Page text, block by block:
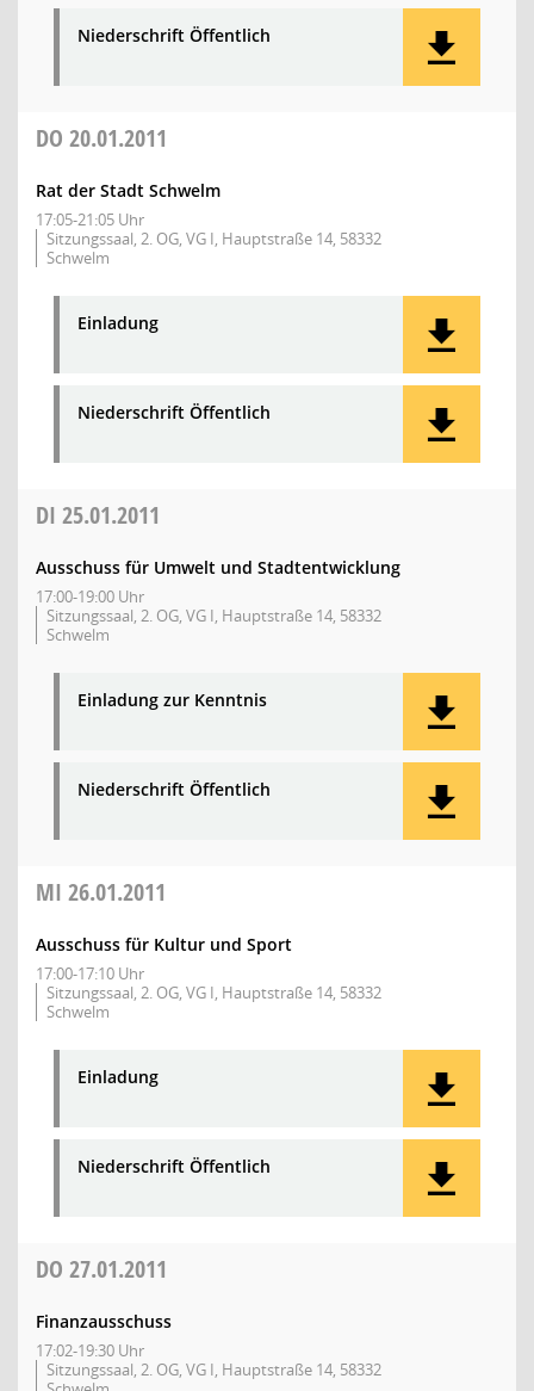
Niederschrift Öffentlich
DO 20.01.2011
Rat der Stadt Schwelm
17:05-21:05 Uhr
Sitzungssaal, 2. OG, VG I, Hauptstraße 14, 58332
Schwelm
Einladung
Niederschrift Öffentlich
DI 25.01.2011
Ausschuss für Umwelt und Stadtentwicklung
17:00-19:00 Uhr
Sitzungssaal, 2. OG, VG I, Hauptstraße 14, 58332
Schwelm
Einladung zur Kenntnis
Niederschrift Öffentlich
MI 26.01.2011
Ausschuss für Kultur und Sport
17:00-17:10 Uhr
Sitzungssaal, 2. OG, VG I, Hauptstraße 14, 58332
Schwelm
Einladung
Niederschrift Öffentlich
DO 27.01.2011
Finanzausschuss
17:02-19:30 Uhr
Sitzungssaal, 2. OG, VG I, Hauptstraße 14, 58332